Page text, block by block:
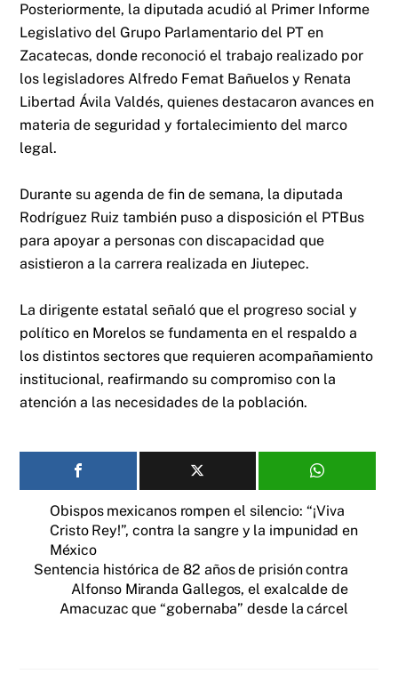
Posteriormente, la diputada acudió al Primer Informe
Legislativo del Grupo Parlamentario del PT en
Zacatecas, donde reconoció el trabajo realizado por
los legisladores Alfredo Femat Bañuelos y Renata
Libertad Ávila Valdés, quienes destacaron avances en
materia de seguridad y fortalecimiento del marco
legal.
Durante su agenda de fin de semana, la diputada
Rodríguez Ruiz también puso a disposición el PTBus
para apoyar a personas con discapacidad que
asistieron a la carrera realizada en Jiutepec.
La dirigente estatal señaló que el progreso social y
político en Morelos se fundamenta en el respaldo a
los distintos sectores que requieren acompañamiento
institucional, reafirmando su compromiso con la
atención a las necesidades de la población.
Obispos mexicanos rompen el silencio: “¡Viva
Cristo Rey!”, contra la sangre y la impunidad en
México
Sentencia histórica de 82 años de prisión contra
Alfonso Miranda Gallegos, el exalcalde de
Amacuzac que “gobernaba” desde la cárcel